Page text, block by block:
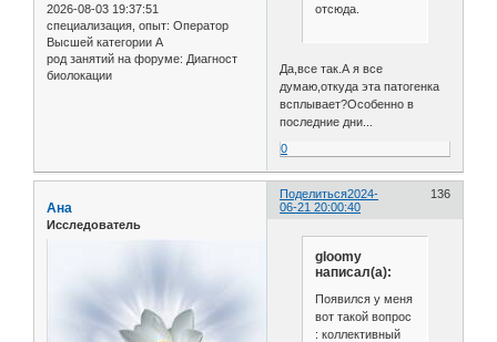
2026-08-03 19:37:51
специализация, опыт: Оператор
Высшей категории А
род занятий на форуме: Диагност
биолокации
отсюда.
Да,все так.А я все
думаю,откуда эта патогенка
всплывает?Особенно в
последние дни...
0
Поделиться 136
2024-
06-21 20:00:40
Ана
Исследователь
gloomy
написал(а):
Появился у меня
вот такой вопрос
: коллективный